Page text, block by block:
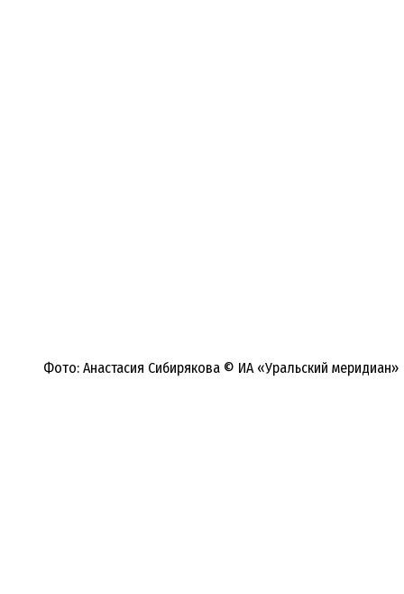
Фото: Анастасия Сибирякова © ИА «Уральский меридиан»